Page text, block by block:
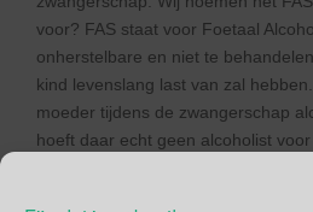
voor? FAS staat voor Foetaal
onherstelbare en niet te
kind levenslang last van zal
moeder tijdens de zwangerschap
hoeft daar echt geen alcoholist